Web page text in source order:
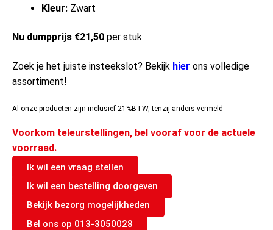
Kleur: Zwart
Nu dumpprijs €21,50 per stuk
Zoek je het juiste insteekslot? Bekijk hier ons volledige
assortiment!
Al onze producten zijn inclusief 21%BTW, tenzij anders vermeld
Voorkom teleurstellingen, bel vooraf voor de actuele
voorraad.
Ik wil een vraag stellen
Ik wil een bestelling doorgeven
Bekijk bezorg mogelijkheden
Bel ons op 013-3050028